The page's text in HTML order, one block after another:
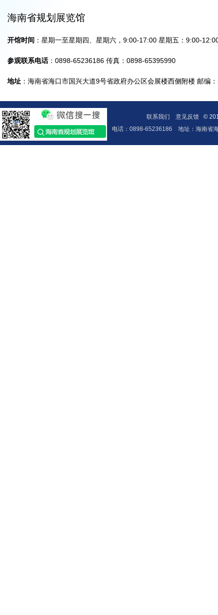
海南省规划展览馆
开馆时间 ：星期一至星期四、星期六，9:00-17:00 星期五：9:00-
参观联系电话：0898-65236186 传真：0898-65395990
地址 ：海南省海口市国兴大道9号省政府办公区会展楼西侧附楼 邮编
联系我们 意见反馈
©
电话：0898-65236186
地址：海南省